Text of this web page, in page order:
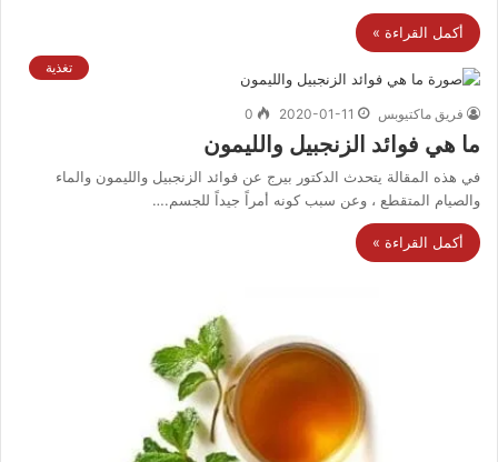
أكمل القراءة »
تغذية
فريق ماكتيوبس 2020-01-11
0
ما هي فوائد الزنجبيل والليمون
في هذه المقالة يتحدث الدكتور بيرج عن فوائد الزنجبيل والليمون والماء
والصيام المتقطع ، وعن سبب كونه أمراً جيداً للجسم.…
أكمل القراءة »